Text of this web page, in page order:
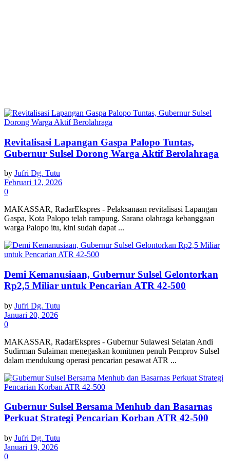
Revitalisasi Lapangan Gaspa Palopo Tuntas,
Gubernur Sulsel Dorong Warga Aktif Berolahraga
by Jufri Dg. Tutu
Februari 12, 2026
0
MAKASSAR, RadarEkspres - Pelaksanaan revitalisasi Lapangan
Gaspa, Kota Palopo telah rampung. Sarana olahraga kebanggaan
warga Palopo itu, kini sudah dapat ...
Demi Kemanusiaan, Gubernur Sulsel Gelontorkan
Rp2,5 Miliar untuk Pencarian ATR 42-500
by Jufri Dg. Tutu
Januari 20, 2026
0
MAKASSAR, RadarEkspres - Gubernur Sulawesi Selatan Andi
Sudirman Sulaiman menegaskan komitmen penuh Pemprov Sulsel
dalam mendukung operasi pencarian pesawat ATR ...
Gubernur Sulsel Bersama Menhub dan Basarnas
Perkuat Strategi Pencarian Korban ATR 42-500
by Jufri Dg. Tutu
Januari 19, 2026
0